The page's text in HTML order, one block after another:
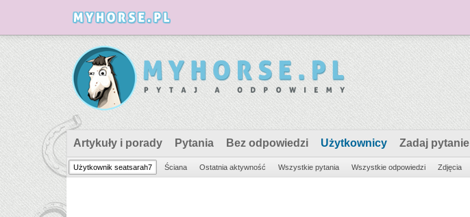
Artykuły i porady Pytania Bez odpowiedzi Użytkownicy Zadaj pytanie
Użytkownik seatsarah7 Ściana Ostatnia aktywność Wszystkie pytania Wszystkie odpowiedzi Zdjęcia